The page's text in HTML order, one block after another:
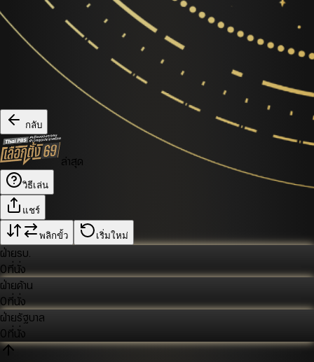
กลับ
ล่าสุด
วิธีเล่น
แชร์
พลิกขั้ว เริ่มใหม่
ฝ่ายรบ.
0ที่นั่ง
ฝ่ายค้าน
0ที่นั่ง
ฝ่ายรัฐบาล
0ที่นั่ง